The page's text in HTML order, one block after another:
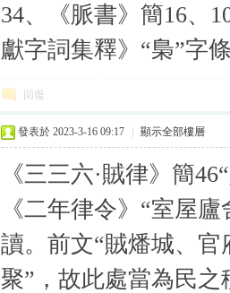
34、《脈書》簡16、
獻字詞集釋》“梟”字
回復
發表於 2023-3-16 09:17 顯示全部樓層
《三三六·賊律》簡
《二年律令》“室屋
讀。前文“賊燔城、
聚”，故此處當為民